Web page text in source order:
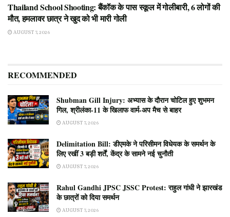
Thailand School Shooting: बैंकॉक के पास स्कूल में गोलीबारी, 6 लोगों की
मौत, हमलावर छात्र ने खुद को भी मारी गोली
AUGUST 7, 2026
RECOMMENDED
Shubman Gill Injury: अभ्यास के दौरान चोटिल हुए शुभमन
गिल, श्रीलंका-11 के खिलाफ वार्म-अप मैच से बाहर
AUGUST 7, 2026
Delimitation Bill: डीएमके ने परिसीमन विधेयक के समर्थन के
लिए रखीं 3 बड़ी शर्तें, केंद्र के सामने नई चुनौती
AUGUST 7, 2026
Rahul Gandhi JPSC JSSC Protest: राहुल गांधी ने झारखंड
के छात्रों को दिया समर्थन
AUGUST 7, 2026